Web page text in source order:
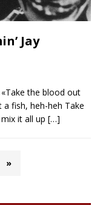
Jay
«Take the blood out
fish, heh-heh Take
it all up […]
»